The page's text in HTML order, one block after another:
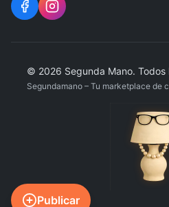
© 2026 Segunda Mano. Todos
Segundamano – Tu marketplace de
Publicar